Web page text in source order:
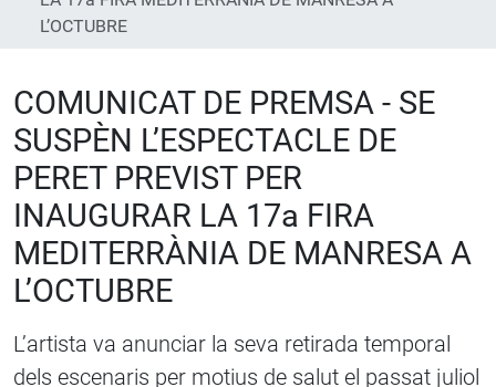
L’OCTUBRE
COMUNICAT DE PREMSA - SE
SUSPÈN L’ESPECTACLE DE
PERET PREVIST PER
INAUGURAR LA 17a FIRA
MEDITERRÀNIA DE MANRESA A
L’OCTUBRE
L’artista va anunciar la seva retirada temporal
dels escenaris per motius de salut el passat juliol